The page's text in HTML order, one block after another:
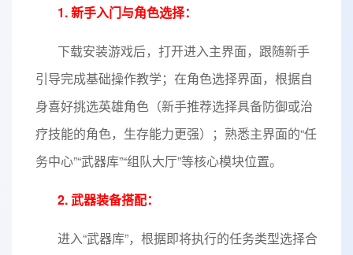
1. 新手入门与角色选择：
下载安装游戏后，打开进入主界面，跟随新手
引导完成基础操作教学；在角色选择界面，根据自
身喜好挑选英雄角色（新手推荐选择具备防御或治
疗技能的角色，生存能力更强）；熟悉主界面的“任
务中心”“武器库”“组队大厅”等核心模块位置。
2. 武器装备搭配：
进入“武器库”，根据即将执行的任务类型选择合